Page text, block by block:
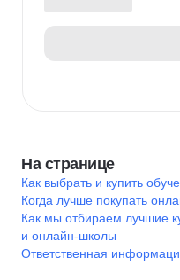
На странице
Как выбрать и купить
Когда лучше покупать
Как мы отбираем лучшие
и онлайн-школы
Ответственная